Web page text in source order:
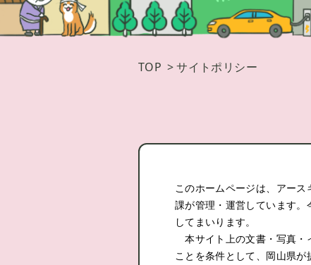
TOP >サイトポリシー
このホームページは、アー
課が管理・運営しています
してまいります。
本サイト上の文書・写真・
ことを条件として、岡山県が